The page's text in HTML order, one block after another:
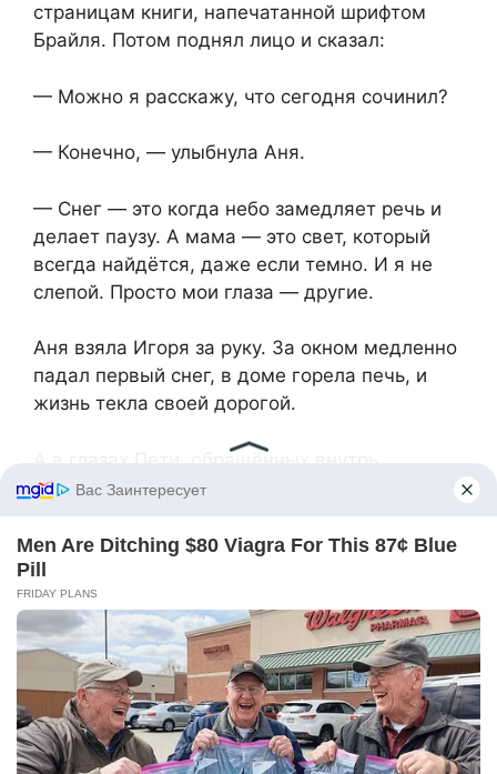
страницам книги, напечатанной шрифтом
Брайля. Потом поднял лицо и сказал:
— Можно я расскажу, что сегодня сочинил?
— Конечно, — улыбнула Аня.
— Снег — это когда небо замедляет речь и
делает паузу. А мама — это свет, который
всегда найдётся, даже если темно. И я не
слепой. Просто мои глаза — другие.
Аня взяла Игоря за руку. За окном медленно
падал первый снег, в доме горела печь, и
жизнь текла своей дорогой.
А в глазах Пети, обращённых внутрь,
светилось то, чего не увидишь взглядом. То,
дано услышать.